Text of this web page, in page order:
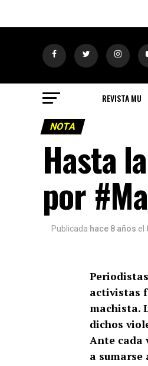
REVISTA MU
NOTA
Hasta
por
Publicada hace 8 años el
activistas
machista.
dichos
Ante cada
a sumarse